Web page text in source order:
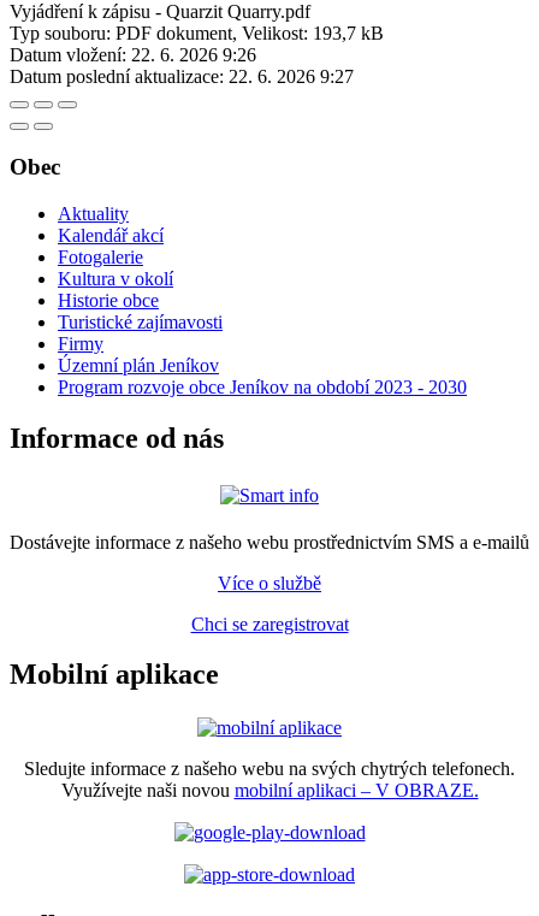
Vyjádření k zápisu - Quarzit Quarry.pdf
Typ souboru: PDF dokument, Velikost: 193,7 kB
Datum vložení: 22. 6. 2026 9:26
Datum poslední aktualizace: 22. 6. 2026 9:27
Obec
Aktuality
Kalendář akcí
Fotogalerie
Kultura v okolí
Historie obce
Turistické zajímavosti
Firmy
Územní plán Jeníkov
Program rozvoje obce Jeníkov na období 2023 - 2030
Informace od nás
Dostávejte informace z našeho webu prostřednictvím SMS a e-mailů
Více o službě
Chci se zaregistrovat
Mobilní aplikace
Sledujte informace z našeho webu na svých chytrých telefonech.
Využívejte naši novou mobilní aplikaci – V OBRAZE.